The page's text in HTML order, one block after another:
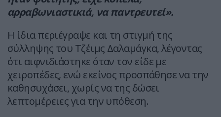
αρραβωνιαστικιά, να παντρευτεί».
Η ίδια περιέγραψε και τη στιγμή της
σύλληψης του Τζέιμς Δαλαμάγκα, λέγοντας
ότι αιφνιδιάστηκε όταν τον είδε με
χειροπέδες, ενώ εκείνος προσπάθησε να την
καθησυχάσει, χωρίς να της δώσει
λεπτομέρειες για την υπόθεση.